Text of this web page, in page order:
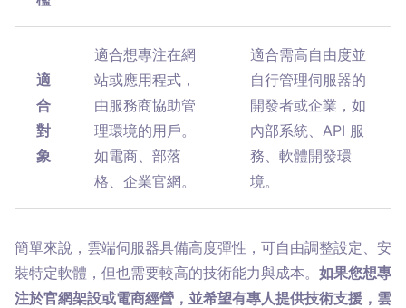
適
合
對
象
適合想專注在網
站或應用程式，
由服務商協助管
理環境的用戶。
如電商、部落
格、企業官網。
適合需高自由度並
自行管理伺服器的
開發者或企業，如
內部系統、API 服
務、軟體開發環
境。
簡單來說，雲端伺服器具備高度彈性，可自由調整設定、安
裝特定軟體，但也需要較高的技術能力與成本。 如果您想專
注於官網架設或電商經營，並希望有專人提供技術支援，雲